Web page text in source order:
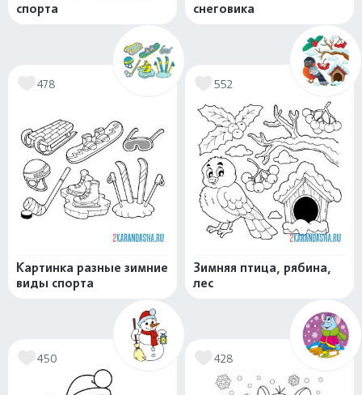
спорта
снеговика
478
Картинка разные зимние
виды спорта
552
Зимняя птица, рябина,
лес
450 428